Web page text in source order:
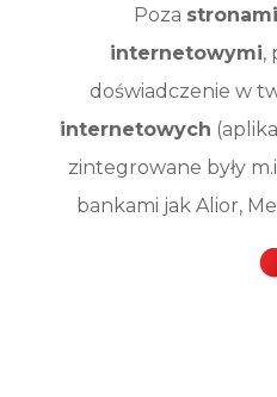
Poza
internetowymi,
doświadczenie w
internetowych
zintegrowane były
bankami jak Alior,